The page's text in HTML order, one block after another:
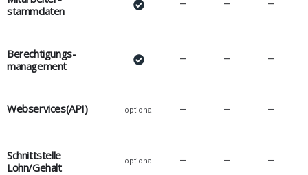
stammdaten
– – –
Berechtigungs-
management
– – –
Webservices(API) optional – – –
Schnittstelle
Lohn/Gehalt
optional – – –